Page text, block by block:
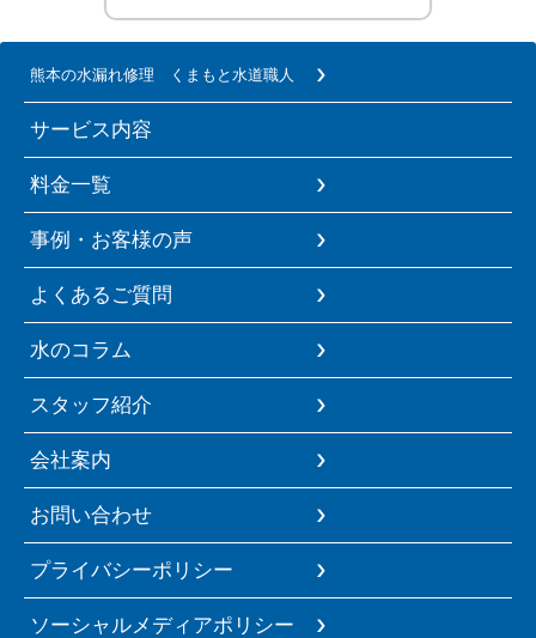
熊本の水漏れ修理 くまもと水道職人
サービス内容
料金一覧
事例・お客様の声
よくあるご質問
水のコラム
スタッフ紹介
会社案内
お問い合わせ
プライバシーポリシー
ソーシャルメディアポリシー